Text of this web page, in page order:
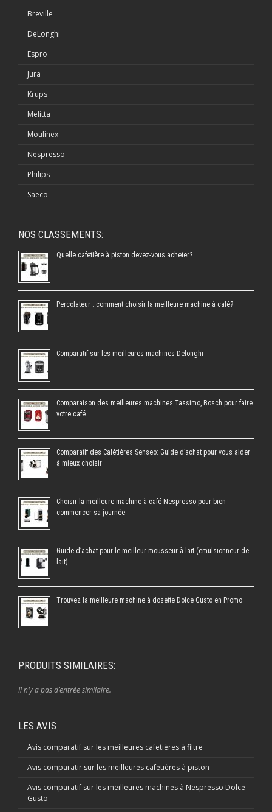
Breville
DeLonghi
Espro
Jura
Krups
Melitta
Moulinex
Nespresso
Philips
Saeco
NOS CLASSEMENTS:
Quelle cafetière à piston devez-vous acheter?
Percolateur : comment choisir la meilleure machine à café?
Comparatif sur les meilleures machines Delonghi
Comparaison des meilleures machines Tassimo, Bosch pour faire
votre café
Comparatif des Cafétières Senseo: Guide d’achat pour vous aider
à mieux choisir
Choisir la meilleure machine à café Nespresso pour bien
commencer sa journée
Guide d’achat pour le meilleur mousseur à lait (emulsionneur de
lait)
Trouvez la meilleure machine à dosette Dolce Gusto en Promo
PRODUITS SIMILAIRES:
Il n’y a pas d’entrée similaire.
LES AVIS
Avis comparatif sur les meilleures cafetières à filtre
Avis comparatir sur les meilleures cafetières à piston
Avis comparatif sur les meilleures machines à Nespresso Dolce
Gusto